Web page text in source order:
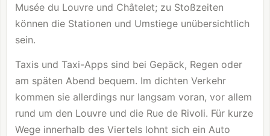
Musée du Louvre und Châtelet; zu Stoßzeiten
können die Stationen und Umstiege unübersichtlich
sein.
Taxis und Taxi-Apps sind bei Gepäck, Regen oder
am späten Abend bequem. Im dichten Verkehr
kommen sie allerdings nur langsam voran, vor allem
rund um den Louvre und die Rue de Rivoli. Für kurze
Wege innerhalb des Viertels lohnt sich ein Auto